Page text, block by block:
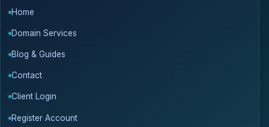
Home
Domain Services
Blog & Guides
Contact
Client Login
Register Account